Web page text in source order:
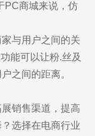
PC商城来说，仿
与用户之间的关
能可以让粉.丝及
之间的距离。
销售渠道，提高
选择在电商行业